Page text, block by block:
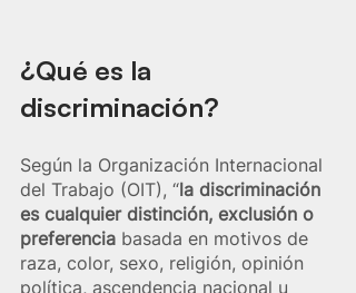
¿Qué es la
discriminación?
Según la Organización Internacional
del Trabajo (OIT), “la discriminación
es cualquier distinción, exclusión o
preferencia basada en motivos de
raza, color, sexo, religión, opinión
política, ascendencia nacional u